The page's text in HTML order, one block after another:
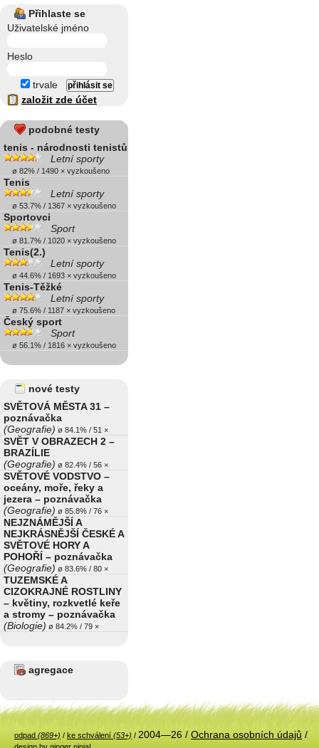
Přihlaste se
Uživatelské jméno
Heslo
trvale
založit zde účet
podobné testy
tenis - národnosti tenistů
Letní sporty
ø 82% / 1490 × vyzkoušeno
Tenis
Letní sporty
ø 53.7% / 1367 × vyzkoušeno
Sportovci
Sport
ø 81.7% / 1020 × vyzkoušeno
Tenis(2.)
Letní sporty
ø 44.6% / 1693 × vyzkoušeno
Tenis-Těžké
Letní sporty
ø 75.6% / 1187 × vyzkoušeno
Český sport
Sport
ø 56.1% / 1816 × vyzkoušeno
nové testy
SVĚTOVÁ MĚSTA 31 –
poznávačka
(Geografie) ø 84.1% / 51 ×
SVĚT V OBRAZECH 2 –
BRAZÍLIE
(Geografie) ø 82.4% / 56 ×
SVĚTOVÉ VODSTVO –
oceány, moře, řeky a
jezera – poznávačka
(Geografie) ø 85.8% / 76 ×
NEJZNÁMĚJŠÍ A
NEJKRÁSNĚJŠÍ ČESKÉ A
SVĚTOVÉ HORY A
POHOŘÍ – poznávačka
(Geografie) ø 83.6% / 80 ×
TUZEMSKÉ A
CIZOKRAJNÉ ROSTLINY
– květiny, rozkvetlé keře
a stromy – poznávačka
(Biologie) ø 84.2% / 79 ×
agregace
odpad (869+) / ke schválení (53+) / 2004—26 / Ochrana osobních údajů /